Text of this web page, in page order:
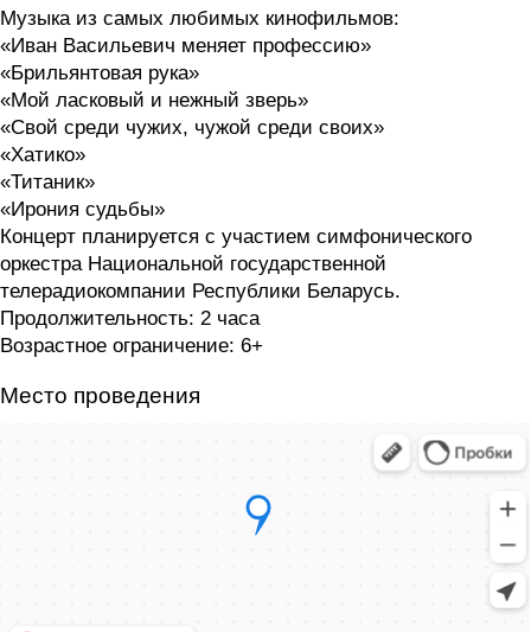
Музыка из самых любимых кинофильмов:
«Иван Васильевич меняет профессию»
«Брильянтовая рука»
«Мой ласковый и нежный зверь»
«Свой среди чужих, чужой среди своих»
«Хатико»
«Титаник»
«Ирония судьбы»
Концерт планируется с участием симфонического
оркестра Национальной государственной
телерадиокомпании Республики Беларусь.
Продолжительность: 2 часа
Возрастное ограничение: 6+
Место проведения